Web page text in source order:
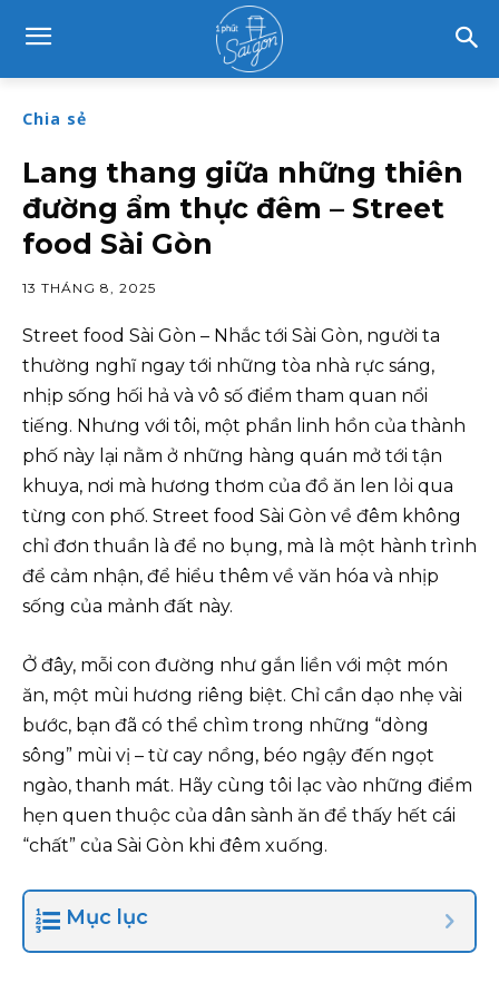
Chia sẻ
Lang thang giữa những thiên
đường ẩm thực đêm – Street
food Sài Gòn
13 THÁNG 8, 2025
Street food Sài Gòn – Nhắc tới Sài Gòn, người ta
thường nghĩ ngay tới những tòa nhà rực sáng,
nhịp sống hối hả và vô số điểm tham quan nổi
tiếng. Nhưng với tôi, một phần linh hồn của thành
phố này lại nằm ở những hàng quán mở tới tận
khuya, nơi mà hương thơm của đồ ăn len lỏi qua
từng con phố. Street food Sài Gòn về đêm không
chỉ đơn thuần là để no bụng, mà là một hành trình
để cảm nhận, để hiểu thêm về văn hóa và nhịp
sống của mảnh đất này.
Ở đây, mỗi con đường như gắn liền với một món
ăn, một mùi hương riêng biệt. Chỉ cần dạo nhẹ vài
bước, bạn đã có thể chìm trong những “dòng
sông” mùi vị – từ cay nồng, béo ngậy đến ngọt
ngào, thanh mát. Hãy cùng tôi lạc vào những điểm
hẹn quen thuộc của dân sành ăn để thấy hết cái
“chất” của Sài Gòn khi đêm xuống.
Mục lục